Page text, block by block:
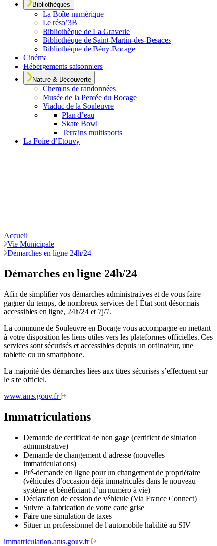
Bibliothèques
La Boîte numérique
Le réso’3B
Bibliothèque de La Graverie
Bibliothèque de Saint-Martin-des-Besaces
Bibliothèque de Bény-Bocage
Cinéma
Hébergements saisonniers
Nature & Découverte
Chemins de randonnées
Musée de la Percée du Bocage
Viaduc de la Souleuvre
Plan d’eau
Skate Bowl
Terrains multisports
La Foire d’Etouvy
Accueil
Vie Municipale
Démarches en ligne 24h/24
Démarches en ligne 24h/24
Afin de simplifier vos démarches administratives et de vous faire
gagner du temps, de nombreux services de l’État sont désormais
accessibles en ligne, 24h/24 et 7j/7.
La commune de Souleuvre en Bocage vous accompagne en mettant
à votre disposition les liens utiles vers les plateformes officielles. Ces
services sont sécurisés et accessibles depuis un ordinateur, une
tablette ou un smartphone.
La majorité des démarches liées aux titres sécurisés s’effectuent sur
le site officiel.
www.ants.gouv.fr
Immatriculations
Demande de certificat de non gage (certificat de situation
administrative)
Demande de changement d’adresse (nouvelles
immatriculations)
Pré-demande en ligne pour un changement de propriétaire
(véhicules d’occasion déjà immatriculés dans le nouveau
système et bénéficiant d’un numéro à vie)
Déclaration de cession de véhicule (Via France Connect)
Suivre la fabrication de votre carte grise
Faire une simulation de taxes
Situer un professionnel de l’automobile habilité au SIV
immatriculation.ants.gouv.fr